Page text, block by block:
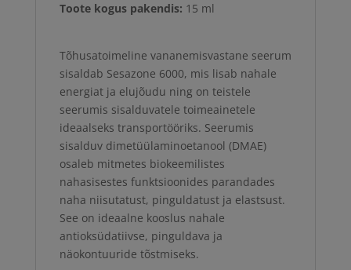
Toote kogus pakendis: 15 ml
Tõhusatoimeline vananemisvastane seerum
sisaldab Sesazone 6000, mis lisab nahale
energiat ja elujõudu ning on teistele
seerumis sisalduvatele toimeainetele
ideaalseks transportööriks. Seerumis
sisalduv dimetüülaminoetanool (DMAE)
osaleb mitmetes biokeemilistes
nahasisestes funktsioonides parandades
naha niisutatust, pinguldatust ja elastsust.
See on ideaalne kooslus nahale
antioksüdatiivse, pinguldava ja
näokontuuride tõstmiseks.